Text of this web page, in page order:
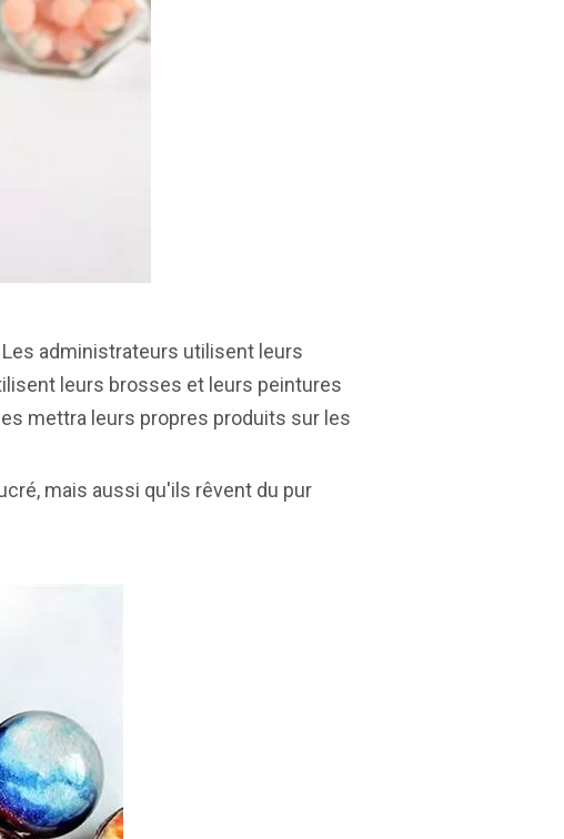
administrateurs utilisent leurs
leurs brosses et leurs peintures
mettra leurs propres produits sur les
mais aussi qu'ils rêvent du pur